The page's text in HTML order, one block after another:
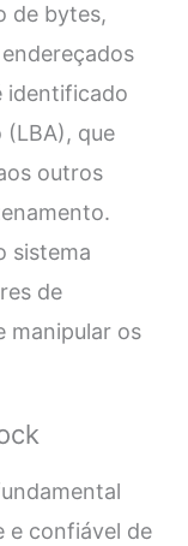
de bytes,
identificado
que
outros
sistema
de
manipular os
e confiável de